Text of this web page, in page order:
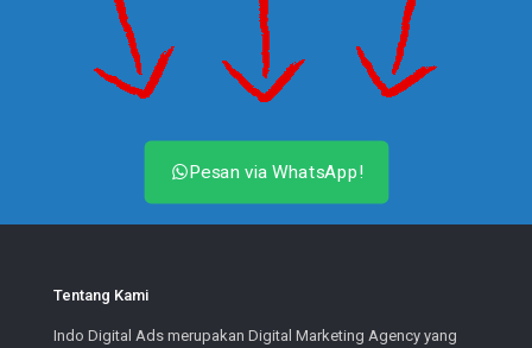
Pesan via WhatsApp!
Tentang Kami
Indo Digital Ads merupakan Digital Marketing Agency yang